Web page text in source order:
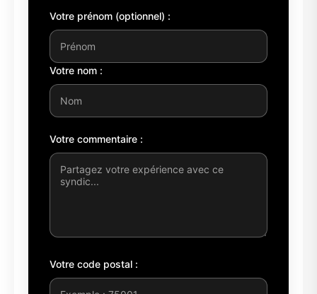
Votre prénom (optionnel) :
Votre nom :
Votre commentaire :
Votre code postal :